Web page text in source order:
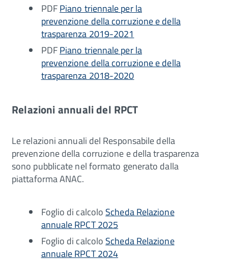
PDFPiano triennale per la
prevenzione della corruzione e della
trasparenza 2019-2021
PDFPiano triennale per la
prevenzione della corruzione e della
trasparenza 2018-2020
Relazioni annuali del RPCT
Le relazioni annuali del Responsabile della
prevenzione della corruzione e della trasparenza
sono pubblicate nel formato generato dalla
piattaforma ANAC.
Foglio di calcolo Scheda Relazione
annuale RPCT 2025
Foglio di calcolo Scheda Relazione
annuale RPCT 2024